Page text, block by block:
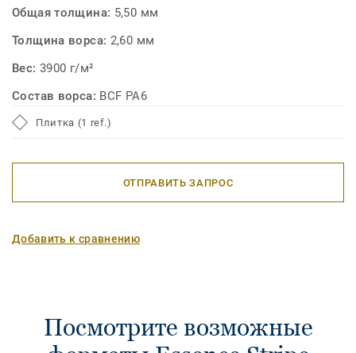
Общая толщина: 5,50 мм
Толщина ворса: 2,60 мм
Вес: 3900 г/м²
Состав ворса: BCF PA6
Плитка (1 ref.)
ОТПРАВИТЬ ЗАПРОС
Добавить к сравнению
Посмотрите возможные